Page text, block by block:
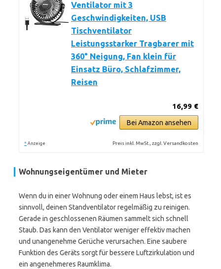
Ventilator mit 3
Geschwindigkeiten, USB
Tischventilator
Leistungsstarker Tragbarer mit
360° Neigung, Fan klein für
Einsatz Büro, Schlafzimmer,
Reisen
16,99 €
Bei Amazon ansehen
* Anzeige Preis inkl. MwSt., zzgl. Versandkosten
Wohnungseigentümer und Mieter
Wenn du in einer Wohnung oder einem Haus lebst, ist es
sinnvoll, deinen Standventilator regelmäßig zu reinigen.
Gerade in geschlossenen Räumen sammelt sich schnell
Staub. Das kann den Ventilator weniger effektiv machen
und unangenehme Gerüche verursachen. Eine saubere
Funktion des Geräts sorgt für bessere Luftzirkulation und
ein angenehmeres Raumklima.